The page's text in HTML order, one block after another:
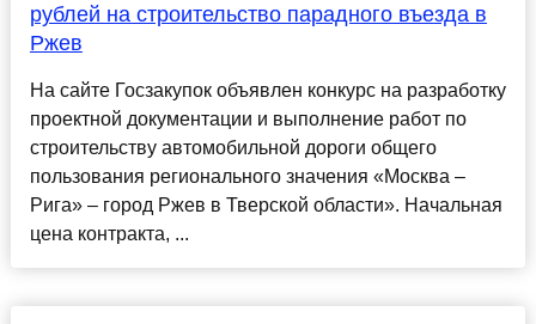
рублей на строительство парадного въезда в
Ржев
На сайте Госзакупок объявлен конкурс на разработку
проектной документации и выполнение работ по
строительству автомобильной дороги общего
пользования регионального значения «Москва –
Рига» – город Ржев в Тверской области». Начальная
цена контракта, ...